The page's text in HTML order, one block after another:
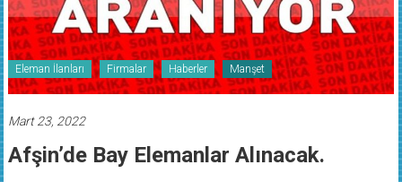
Eleman İlanları Firmalar Haberler Manşet
Mart 23, 2022
Afşin’de Bay Elemanlar Alınacak.